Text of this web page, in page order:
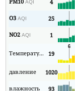
AQI 4
O3AQI 25
NO2AQI 1
Температура 19
давление 1020
влажность 93